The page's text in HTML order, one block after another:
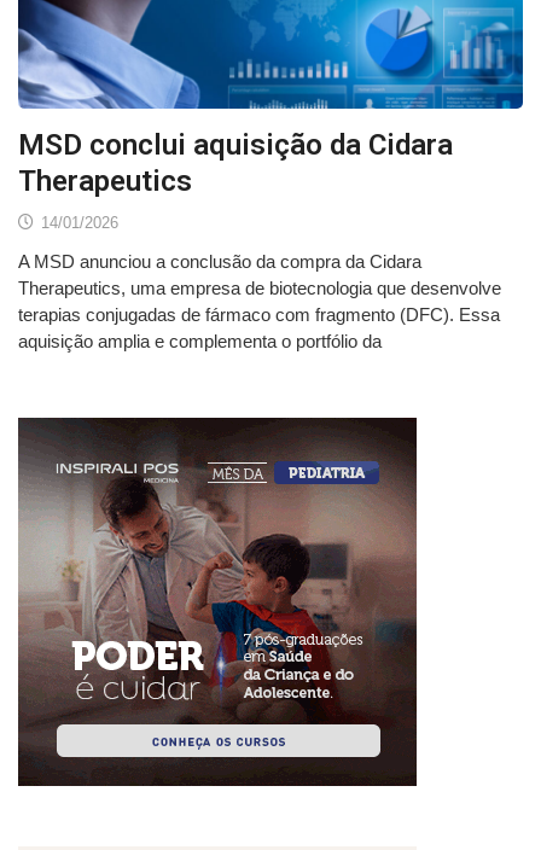
MSD conclui aquisição da Cidara
Therapeutics
14/01/2026
A MSD anunciou a conclusão da compra da Cidara
Therapeutics, uma empresa de biotecnologia que desenvolve
terapias conjugadas de fármaco com fragmento (DFC). Essa
aquisição amplia e complementa o portfólio da